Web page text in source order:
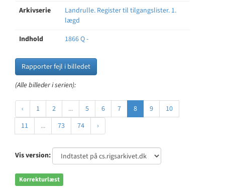
Arkivserie
Landrulle. Register til tilgangslister. 1.
lægd
Indhold
1866 Q -
Rapporter fejl i billedet
(Alle billeder i serien):
‹ 1 2 ... 5 6 7 8 9
10
11
... 73 74 ›
Vis version:
Korrekturlæst